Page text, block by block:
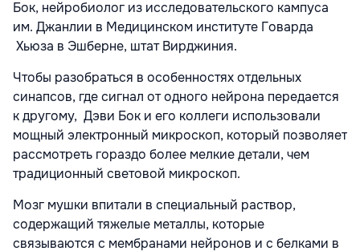
Бок, нейробиолог из исследовательского кампуса
им. Джанлии в Медицинском институте Говарда
Хьюза в Эшберне, штат Вирджиния.
Чтобы разобраться в особенностях отдельных
синапсов, где сигнал от одного нейрона передается
к другому, Дэви Бок и его коллеги использовали
мощный электронный микроскоп, который позволяет
рассмотреть гораздо более мелкие детали, чем
традиционный световой микроскоп.
Мозг мушки впитали в специальный раствор,
содержащий тяжелые металлы, которые
связываются с мембранами нейронов и с белками в